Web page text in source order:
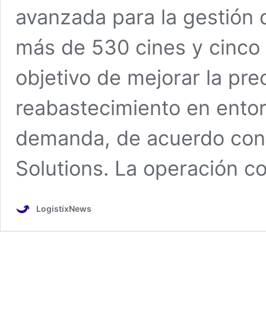
avanzada para la gestión
más de 530 cines y
objetivo de mejorar la
reabastecimiento en
demanda, de acuerdo
Solutions. La operación
LogistixNews